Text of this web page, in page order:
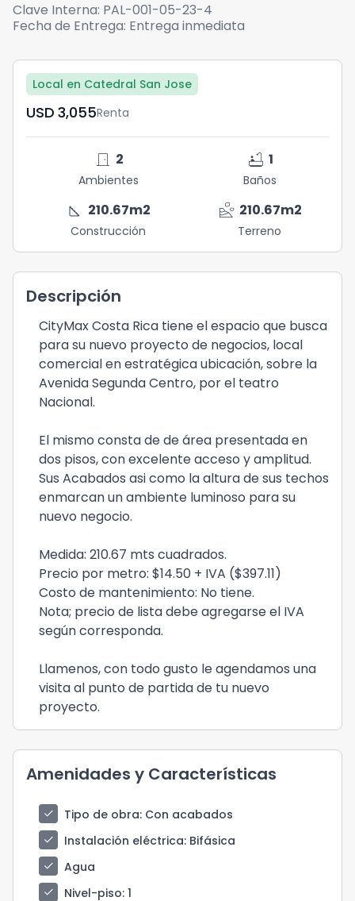
Clave Interna: PAL-001-05-23-4
Fecha de Entrega: Entrega inmediata
Local en Catedral San Jose
USD	3,055Renta
door_front 2
Ambientes
bathtub 1
Baños
square_foot 210.67m2
Construcción
landslide 210.67m2
Terreno
Descripción
CityMax Costa Rica tiene el espacio que busca
para su nuevo proyecto de negocios, local
comercial en estratégica ubicación, sobre la
Avenida Segunda Centro, por el teatro
Nacional.
El mismo consta de de área presentada en
dos pisos, con excelente acceso y amplitud.
Sus Acabados asi como la altura de sus techos
enmarcan un ambiente luminoso para su
nuevo negocio.
Medida: 210.67 mts cuadrados.
Precio por metro: $14.50 + IVA ($397.11)
Costo de mantenimiento: No tiene.
Nota; precio de lista debe agregarse el IVA
según corresponda.
Llamenos, con todo gusto le agendamos una
visita al punto de partida de tu nuevo
proyecto.
Amenidades y Características
check Tipo de obra: Con acabados
check
Instalación eléctrica: Bifásica
check
Agua
check
Nivel-piso: 1